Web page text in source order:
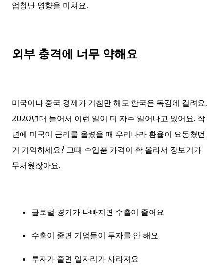
엄청난 영향을 미쳐요.
외부 충격에 너무 약해요
미국이나 중국 경제가 기침만 해도 한국은 독감에 걸려요.
2020년대 들어서 이런 일이 더 자주 일어나고 있어요. 작
년에 미국이 금리를 올렸을 때 우리나라 환율이 요동쳤던
거 기억하세요? 그때 수입품 가격이 확 올라서 장보기가
무서웠잖아요.
글로벌 경기가 나빠지면 수출이 줄어요
수출이 줄면 기업들이 투자를 안 해요
투자가 줄면 일자리가 사라져요